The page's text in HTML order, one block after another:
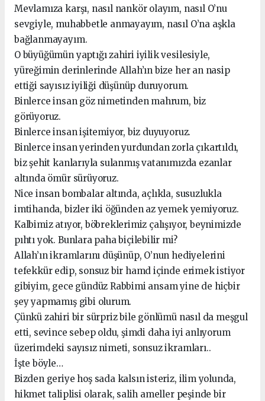
Mevlamıza karşı, nasıl nankör olayım, nasıl O’nu
sevgiyle, muhabbetle anmayayım, nasıl O’na aşkla
bağlanmayayım.
O büyüğümün yaptığı zahiri iyilik vesilesiyle,
yüreğimin derinlerinde Allah’ın bize her an nasip
ettiği sayısız iyiliği düşünüp duruyorum.
Binlerce insan göz nimetinden mahrum, biz
görüyoruz.
Binlerce insan işitemiyor, biz duyuyoruz.
Binlerce insan yerinden yurdundan zorla çıkartıldı,
biz şehit kanlarıyla sulanmış vatanımızda ezanlar
altında ömür sürüyoruz.
Nice insan bombalar altında, açlıkla, susuzlukla
imtihanda, bizler iki öğünden az yemek yemiyoruz.
Kalbimiz atıyor, böbreklerimiz çalışıyor, beynimizde
pıhtı yok. Bunlara paha biçilebilir mi?
Allah’ın ikramlarını düşünüp, O’nun hediyelerini
tefekkür edip, sonsuz bir hamd içinde erimek istiyor
gibiyim, gece gündüz Rabbimi ansam yine de hiçbir
şey yapmamış gibi olurum.
Çünkü zahiri bir sürpriz bile gönlümü nasıl da meşgul
etti, sevince sebep oldu, şimdi daha iyi anlıyorum
üzerimdeki sayısız nimeti, sonsuz ikramları..
İşte böyle…
Bizden geriye hoş sada kalsın isteriz, ilim yolunda,
hikmet taliplisi olarak, salih ameller peşinde bir